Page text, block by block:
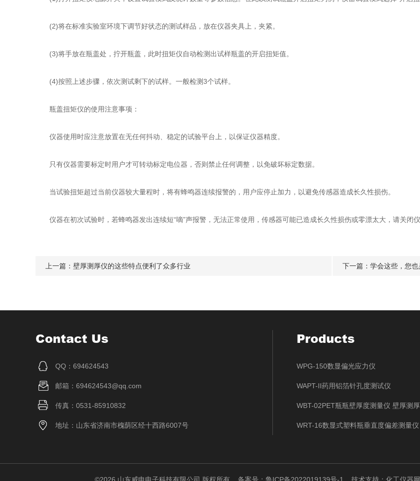
(2)将在标准实验室环境下调节好状态的测试样品，放在仪器夹具上，夹紧。
(3)将手放在瓶盖处，拧开瓶盖，此时扭矩仪自动检测出试样瓶盖的开启扭矩值。
(4)按照上述步骤，依次测试剩下的试样。一般检测3个试样。
瓶盖扭矩仪的使用注意事项：
仪器使用时应注意放置在无任何抖动、稳定的试验平台上，以保证仪器精度。
只有仪器需要标定时用户才可转动标定电位器，否则禁止任何调整，以免破坏标定数据。
当试验扭矩超过当前仪器较大量程时，将有蜂鸣器连续报警的，用户应停止加力，以避免传感器造成长久性损伤。
仪器在初次试验时，若蜂鸣器发出连续短“嘀”声报警，无法正常使用，传感器可能已造成长久性损伤或零漂太大，请关闭
上一篇： 壁厚测厚仪的这些特点便利了众多行业 下一篇： 学会这些，您也
Contact Us
QQ：694624543
邮箱：694624543@qq.com
传真：0531-85910832
地址：山东省济南市槐荫区经十西路6007号
Products
WPG-150数显偏光应力仪
WAPT-II药用铝箔针孔度测试仪
WBT-02PET瓶瓶壁厚度测量仪 壁厚测
WRT-16数显式塑料瓶垂直度偏差测量仪